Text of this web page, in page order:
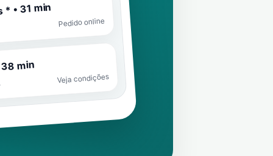
• 31 min
Pedido online
min
Veja condições